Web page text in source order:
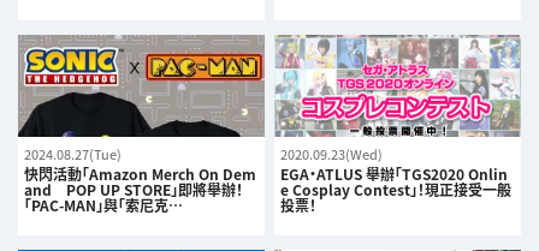
2024.08.27(Tue)
快閃活動「Amazon Merch On Dem
and POP UP STORE」即將舉辦！
「PAC-MAN」與「索尼克…
2020.09.23(Wed)
EGA・ATLUS 舉辦「TGS2020 Onlin
e Cosplay Contest」！現正接受一般
投票！